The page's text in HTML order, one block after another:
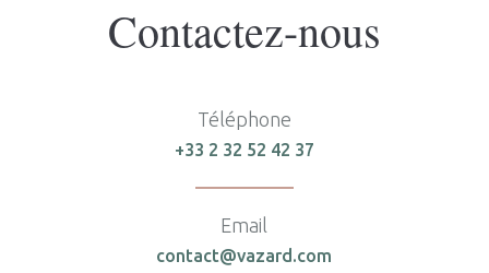
Contactez-nous
Téléphone
+33 2 32 52 42 37
Email
contact@vazard.com